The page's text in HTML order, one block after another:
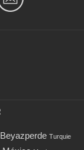
Beyazperde Turquie